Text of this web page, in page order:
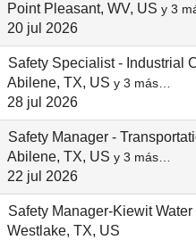
Point Pleasant, WV, US y 3
20 jul 2026
Safety Specialist - Industrial
Abilene, TX, US y 3 más…
28 jul 2026
Safety Manager -
Abilene, TX, US y 3 más…
22 jul 2026
Safety Manager-Kiewit
Westlake, TX, US